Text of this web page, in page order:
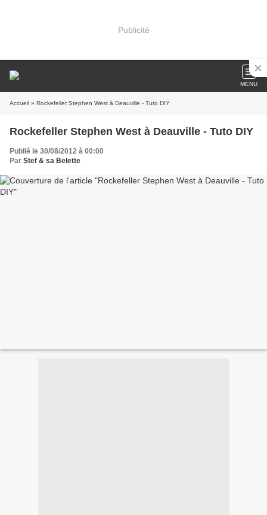
Publicité
MENU
Accueil » Rockefeller Stephen West à Deauville - Tuto DIY
Rockefeller Stephen West à Deauville - Tuto DIY
Publié le 30/08/2012 à 00:00
Par Stef & sa Belette